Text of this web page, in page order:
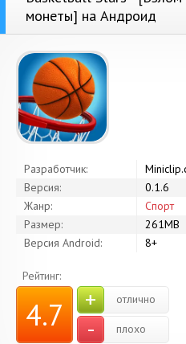
монеты] на Андроид
Разработчик:
Версия:
0.1.6
Жанр:
Спорт
Размер:
261MB
Версия Android:
8+
Рейтинг:
4.7 + отлично
-
плохо